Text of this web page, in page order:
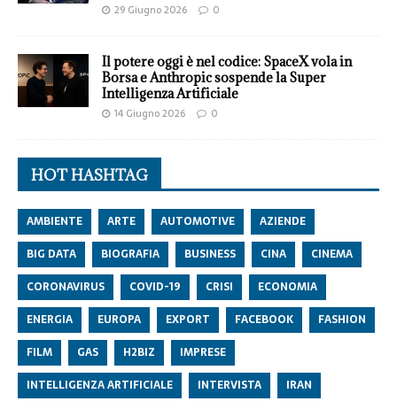
29 Giugno 2026 0
Il potere oggi è nel codice: SpaceX vola in
Borsa e Anthropic sospende la Super
Intelligenza Artificiale
14 Giugno 2026 0
HOT HASHTAG
AMBIENTE ARTE AUTOMOTIVE
AZIENDE
BIG DATA
BIOGRAFIA BUSINESS CINA
CINEMA
CORONAVIRUS
COVID-19 CRISI
ECONOMIA
ENERGIA
EUROPA EXPORT FACEBOOK
FASHION
FILM
GAS H2BIZ
IMPRESE
INTELLIGENZA ARTIFICIALE
INTERVISTA IRAN